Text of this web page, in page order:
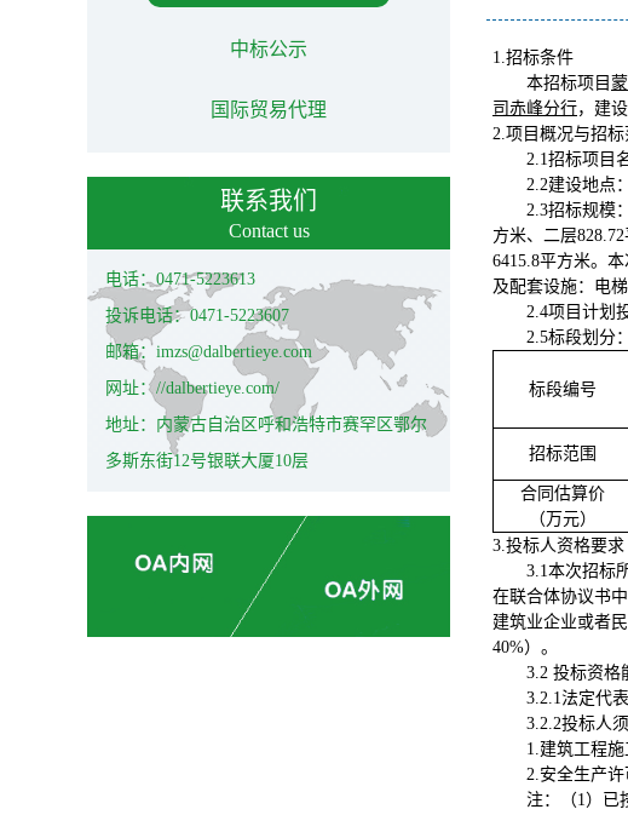
中标公示
国际贸易代理
联系我们
Contact us
电话：0471-5223613
投诉电话：0471-5223607
邮箱：imzs@dalbertieye.com
网址：//dalbertieye.com/
地址：内蒙古自治区呼和浩特市赛罕区鄂尔
多斯东街12号银联大厦10层
1.招标条件
本招标项目
司赤峰分行，建
2.项目概况与招标
2.1招标项目
2.2建设地点：
2.3招标规模
方米、二层
6415.8平方米。
及配套设施：电
2.4项目计划
2.5标段划分：
标段编号
招标范围
合同估算价
（万元）
3.投标人资格要求
3.1本次招标
在联合体协议书
建筑业企业或者
40%）。
3.2 投标资格
3.2.1法定代
3.2.2投标人
1.建筑工程施
2.安全生产许
注：（1）已